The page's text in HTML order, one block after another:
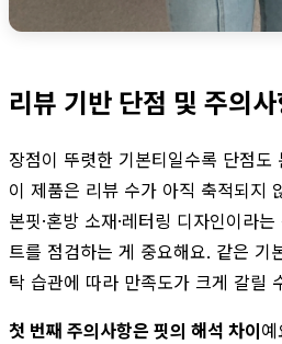
리뷰 기반 단점 및 주의
장점이 뚜렷한 기본티일수록 단점도
이 제품은 리뷰 수가 아직 축적되지
본핏·혼방 소재·레터링 디자인이라
트를 점검하는 게 중요해요. 같은 기
탁 습관에 따라 만족도가 크게 갈릴
첫 번째 주의사항은 핏의 해석 차이